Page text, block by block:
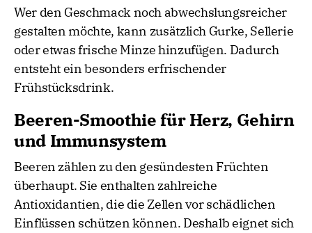
Wer den Geschmack noch abwechslungsreicher
gestalten möchte, kann zusätzlich Gurke, Sellerie
oder etwas frische Minze hinzufügen. Dadurch
entsteht ein besonders erfrischender
Frühstücksdrink.
Beeren-Smoothie für Herz, Gehirn
und Immunsystem
Beeren zählen zu den gesündesten Früchten
überhaupt. Sie enthalten zahlreiche
Antioxidantien, die die Zellen vor schädlichen
Einflüssen schützen können. Deshalb eignet sich